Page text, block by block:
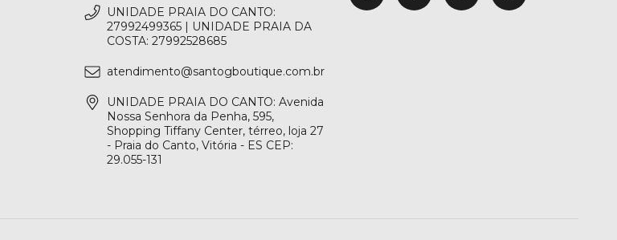
UNIDADE PRAIA DO CANTO:
27992499365 | UNIDADE PRAIA DA
COSTA: 27992528685
atendimento@santogboutique.com.br
UNIDADE PRAIA DO CANTO: Avenida
Nossa Senhora da Penha, 595,
Shopping Tiffany Center, térreo, loja 27
- Praia do Canto, Vitória - ES CEP:
29.055-131